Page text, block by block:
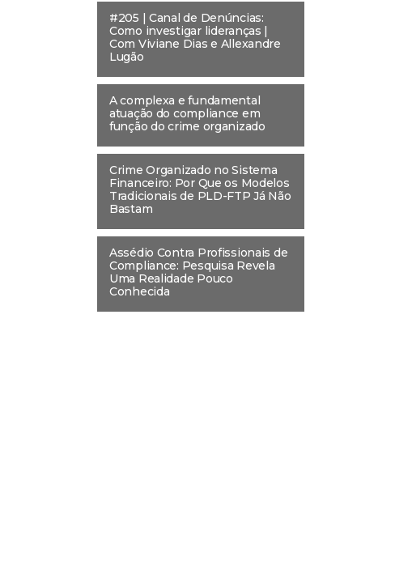
#205 | Canal de Denúncias:
Como investigar lideranças |
Com Viviane Dias e Allexandre
Lugão
A complexa e fundamental
atuação do compliance em
função do crime organizado
Crime Organizado no Sistema
Financeiro: Por Que os Modelos
Tradicionais de PLD-FTP Já Não
Bastam
Assédio Contra Profissionais de
Compliance: Pesquisa Revela
Uma Realidade Pouco
Conhecida